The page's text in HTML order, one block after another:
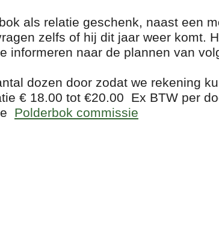
als relatie geschenk, naast een
zelfs of hij dit jaar weer komt.
informeren naar de plannen van
dozen door zodat we rekening
€ 18.00 tot €20.00 Ex BTW per
Polderbok commissie